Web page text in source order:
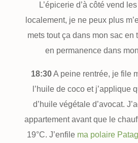
L’épicerie d’à côté vend
localement, je ne peux plus
mets tout ça dans mon sac en
en permanence dans
18:30A peine rentrée, je file
l’huile de coco et j’applique
d’huile végétale d’avocat.
appartement avant que le
19°C. J’enfile ma polaire